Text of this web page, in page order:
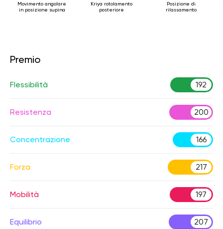
Movimento angolare
in posizione supina
Kriya rotolamento
posteriore
Posizione di
rilassamento
Premio
Flessibilità 192
Resistenza 200
Concentrazione 166
Forza 217
Mobilità 197
Equilibrio 207